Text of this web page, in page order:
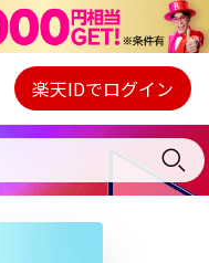
Webプレイヤー
ご契約内容の確認・変更
楽天IDでログイン